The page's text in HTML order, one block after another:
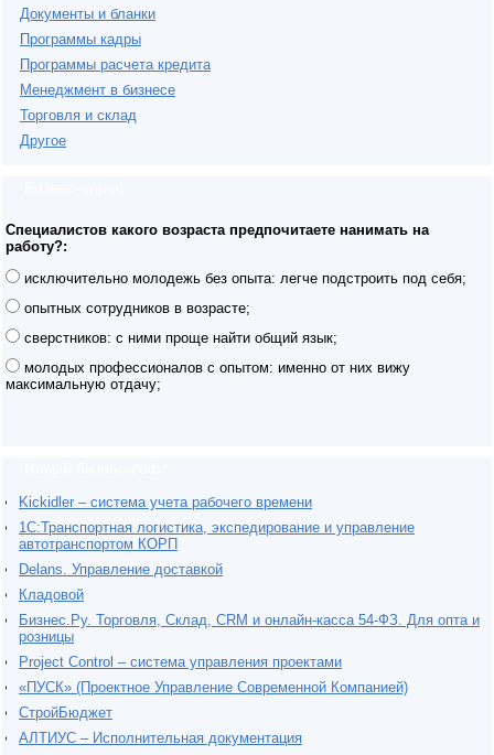
Документы и бланки
Программы кадры
Программы расчета кредита
Менеджмент в бизнесе
Торговля и склад
Другое
Специалистов какого возраста предпочитаете нанимать на
работу?:
исключительно молодежь без опыта: легче подстроить под себя;
опытных сотрудников в возрасте;
сверстников: с ними проще найти общий язык;
молодых профессионалов с опытом: именно от них вижу
максимальную отдачу;
Kickidler – система учета рабочего времени
1С:Транспортная логистика, экспедирование и управление
автотранспортом КОРП
Delans. Управление доставкой
Кладовой
Бизнес.Ру. Торговля, Склад, CRM и онлайн-касса 54-ФЗ. Для опта и
розницы
Project Сontrol – система управления проектами
«ПУСК» (Проектное Управление Современной Компанией)
СтройБюджет
АЛТИУС – Исполнительная документация